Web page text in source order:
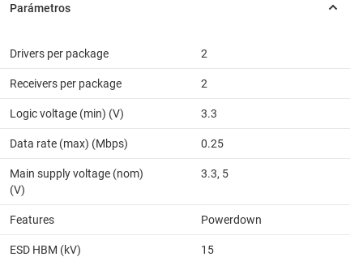
Drivers per package 2
Receivers per package 2
Logic voltage (min) (V) 3.3
Data rate (max) (Mbps) 0.25
Main supply voltage (nom)
(V)
3.3, 5
Features Powerdown
ESD HBM (kV) 15